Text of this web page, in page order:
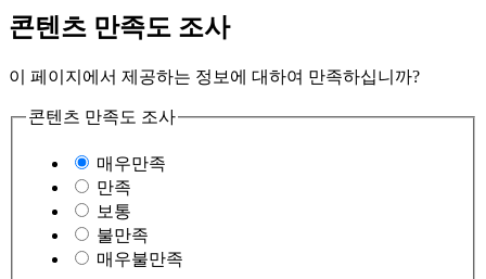
콘텐츠 만족도 조사
이 페이지에서 제공하는 정보에 대하여 만족하십니까?
콘텐츠 만족도 조사
매우만족
만족
보통
불만족
매우불만족